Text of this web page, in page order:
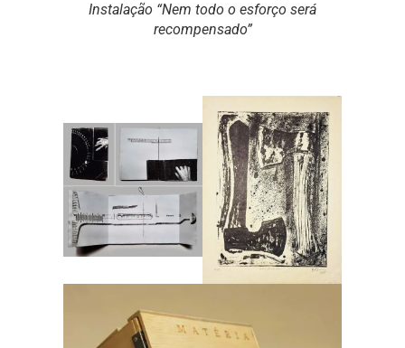
Instalação “Nem todo o esforço será
recompensado”